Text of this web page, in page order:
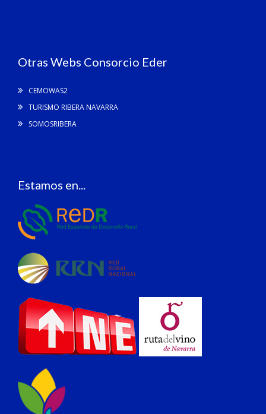
Otras Webs Consorcio Eder
CEMOWAS2
TURISMO RIBERA NAVARRA
SOMOSRIBERA
Estamos en...